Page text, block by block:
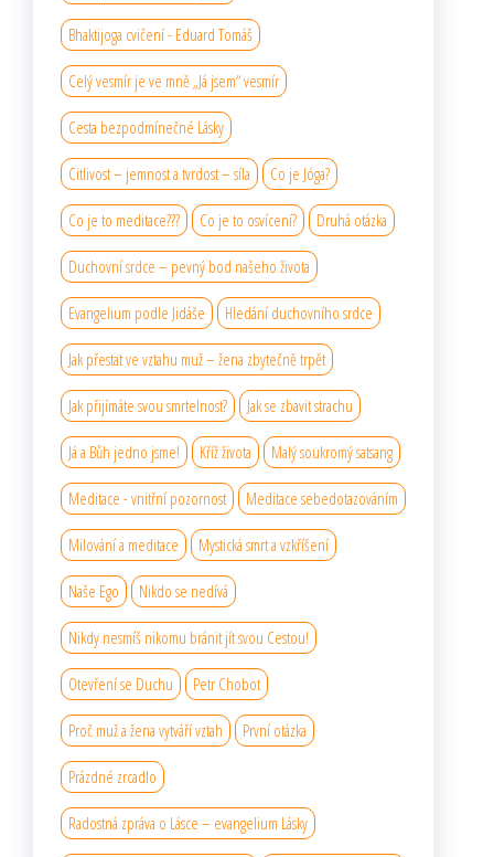
Bhaktijoga cvičení - Eduard Tomáš
Celý vesmír je ve mně „Já jsem“ vesmír
Cesta bezpodmínečné Lásky
Citlivost – jemnost a tvrdost – síla Co je Jóga?
Co je to meditace??? Co je to osvícení? Druhá otázka
Duchovní srdce – pevný bod našeho života
Evangelium podle Jidáše Hledání duchovního srdce
Jak přestat ve vztahu muž – žena zbytečně trpět
Jak přijímáte svou smrtelnost? Jak se zbavit strachu
Já a Bůh jedno jsme! Kříž života Malý soukromý satsang
Meditace - vnitřní pozornost Meditace sebedotazováním
Milování a meditace Mystická smrt a vzkříšení
Naše Ego Nikdo se nedívá
Nikdy nesmíš nikomu bránit jít svou Cestou!
Otevření se Duchu Petr Chobot
Proč muž a žena vytváří vztah První otázka
Prázdné zrcadlo
Radostná zpráva o Lásce – evangelium Lásky